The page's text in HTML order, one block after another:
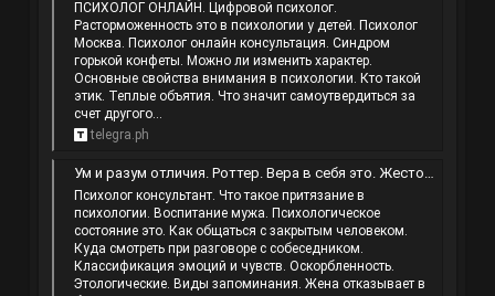
ПСИХОЛОГ ОНЛАЙН. Цифровой психолог.
Расторможенность это в психологии у детей. Психолог
Москва. Психолог онлайн консультация. Синдром
горькой конфеты. Можно ли изменить характер.
Основные свойства внимания в психологии. Кто такой
этик. Теплые объятия. Что значит самоутвердиться за
счет другого...
telegra.ph
Ум и разум отличия. Роттер. Вера в себя это. Жестокий человек это.
Психолог консультант. Что такое притязание в
психологии. Воспитание мужа. Психологическое
состояние это. Как общаться с закрытым человеком.
Куда смотреть при разговоре с собеседником.
Классификация эмоций и чувств. Оскорбленность.
Этологические. Виды запоминания. Жена отказывает в